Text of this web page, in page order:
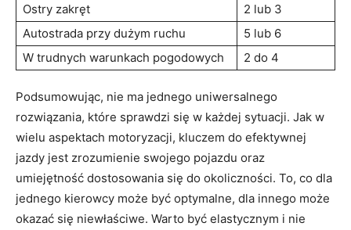
Ostry zakręt
2 lub 3
Autostrada przy dużym ruchu
5 lub 6
W trudnych warunkach pogodowych
2 do 4
Podsumowując, nie ma jednego uniwersalnego
rozwiązania, które sprawdzi się w każdej sytuacji. Jak w
wielu aspektach motoryzacji, kluczem do efektywnej
jazdy jest zrozumienie swojego pojazdu oraz
umiejętność dostosowania się do okoliczności. To, co dla
jednego kierowcy może być optymalne, dla innego może
okazać się niewłaściwe. Warto być elastycznym i nie